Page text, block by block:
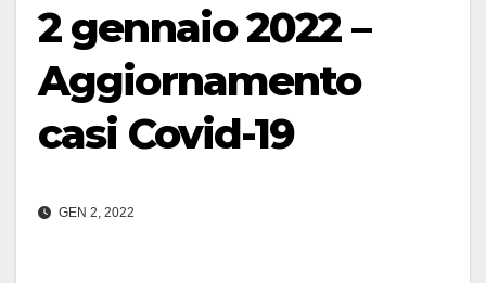
2 gennaio 2022 –
Aggiornamento
casi Covid-19
GEN 2, 2022